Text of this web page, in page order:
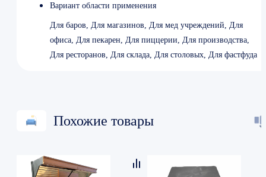
Вариант области применения
Для баров, Для магазинов, Для мед учреждений, Для
офиса, Для пекарен, Для пиццерии, Для производства,
Для ресторанов, Для склада, Для столовых, Для фастфуда
Похожие товары